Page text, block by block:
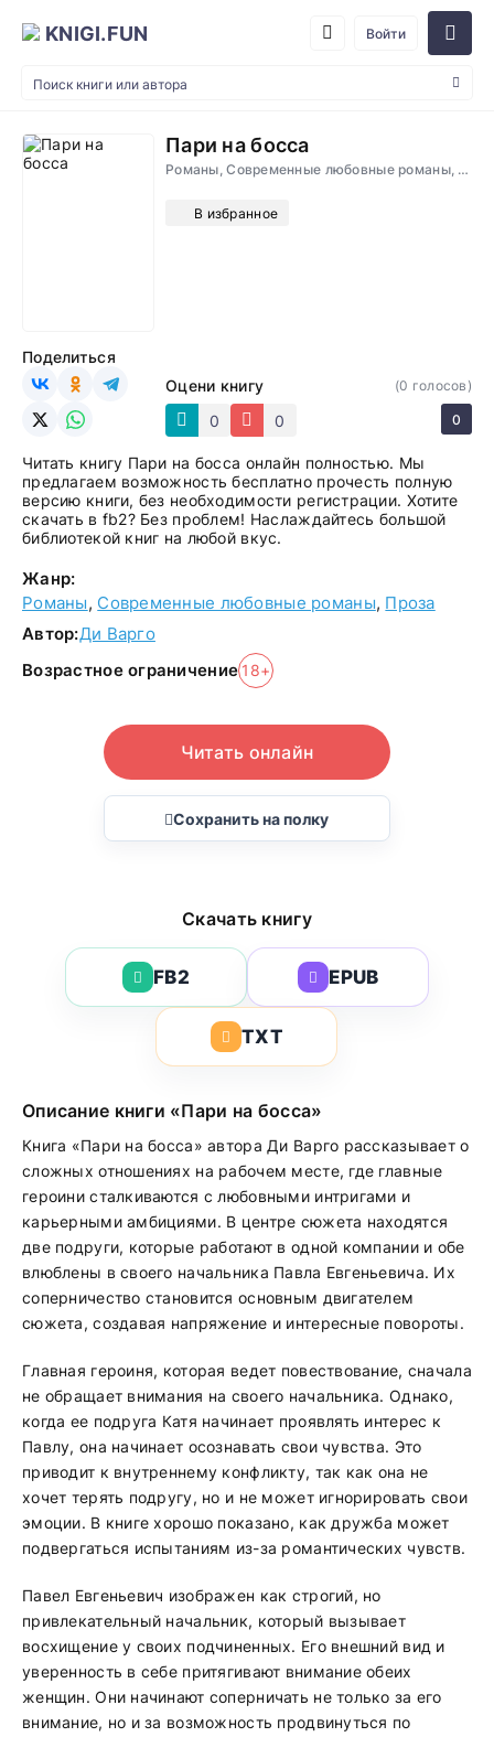
KNIGI.FUN Войти
Пари на босса
Романы, Современные любовные романы, Проза
В избранное
Оцени книгу
0
0
(0 голосов)
0
Поделиться
Читать книгу Пари на босса онлайн полностью. Мы
предлагаем возможность бесплатно прочесть полную
версию книги, без необходимости регистрации. Хотите
скачать в fb2? Без проблем! Наслаждайтесь большой
библиотекой книг на любой вкус.
Жанр:
Романы, Современные любовные романы, Проза
Автор:Ди Варго
Возрастное ограничение 18+
Читать онлайн
Сохранить на полку
Скачать книгу
FB2 EPUB
TXT
Описание книги «Пари на босса»
Книга «Пари на босса» автора Ди Варго рассказывает о
сложных отношениях на рабочем месте, где главные
героини сталкиваются с любовными интригами и
карьерными амбициями. В центре сюжета находятся
две подруги, которые работают в одной компании и обе
влюблены в своего начальника Павла Евгеньевича. Их
соперничество становится основным двигателем
сюжета, создавая напряжение и интересные повороты.
Главная героиня, которая ведет повествование, сначала
не обращает внимания на своего начальника. Однако,
когда ее подруга Катя начинает проявлять интерес к
Павлу, она начинает осознавать свои чувства. Это
приводит к внутреннему конфликту, так как она не
хочет терять подругу, но и не может игнорировать свои
эмоции. В книге хорошо показано, как дружба может
подвергаться испытаниям из-за романтических чувств.
Павел Евгеньевич изображен как строгий, но
привлекательный начальник, который вызывает
восхищение у своих подчиненных. Его внешний вид и
уверенность в себе притягивают внимание обеих
женщин. Они начинают соперничать не только за его
внимание, но и за возможность продвинуться по